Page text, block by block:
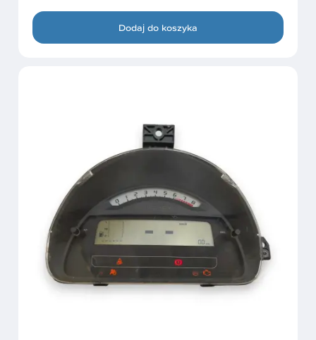
Dodaj do koszyka